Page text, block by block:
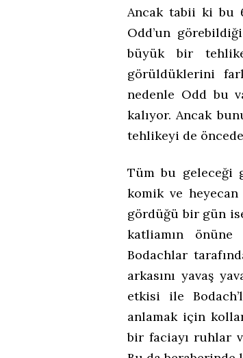
Ancak tabii ki bu
Odd’un
büyük bir
görüldüklerini
nedenle Odd bu
kalıyor. Ancak
tehlikeyi de
Tüm bu geleceği
komik ve
gördüğü bir gün
katliamın
Bodachlar
arkasını yavaş
etkisi ile
anlamak için
bir faciayı ruhlar